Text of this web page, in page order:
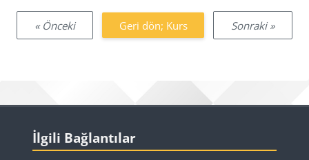
« Önceki Geri dön; Kurs Sonraki »
Bloklar
İlgili Bağlantılar